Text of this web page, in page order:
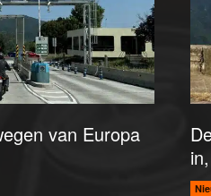
van Europa